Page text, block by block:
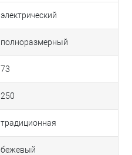
электрический
полноразмерный
73
250
традиционная
бежевый